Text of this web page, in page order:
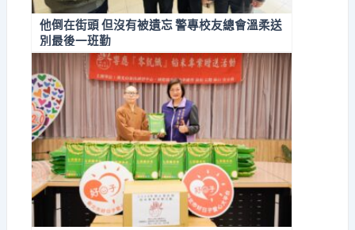
他倒在街頭 但沒有被遺忘 警專校友總會溫柔送
別最後一班勤